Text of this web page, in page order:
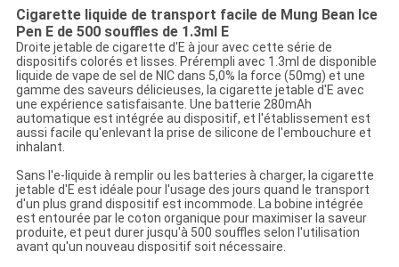
Cigarette liquide de transport facile de Mung Bean Ice
Pen E de 500 souffles de 1.3ml E
Droite jetable de cigarette d'E à jour avec cette série de
dispositifs colorés et lisses. Prérempli avec 1.3ml de disponible
liquide de vape de sel de NIC dans 5,0% la force (50mg) et une
gamme des saveurs délicieuses, la cigarette jetable d'E avec
une expérience satisfaisante. Une batterie 280mAh
automatique est intégrée au dispositif, et l'établissement est
aussi facile qu'enlevant la prise de silicone de l'embouchure et
inhalant.
Sans l'e-liquide à remplir ou les batteries à charger, la cigarette
jetable d'E est idéale pour l'usage des jours quand le transport
d'un plus grand dispositif est incommode. La bobine intégrée
est entourée par le coton organique pour maximiser la saveur
produite, et peut durer jusqu'à 500 souffles selon l'utilisation
avant qu'un nouveau dispositif soit nécessaire.